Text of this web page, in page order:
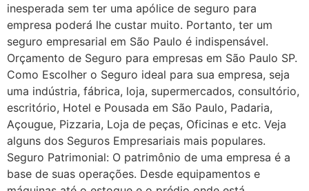
inesperada sem ter uma apólice de seguro para
empresa poderá lhe custar muito. Portanto, ter um
seguro empresarial em São Paulo é indispensável.
Orçamento de Seguro para empresas em São Paulo SP.
Como Escolher o Seguro ideal para sua empresa, seja
uma indústria, fábrica, loja, supermercados, consultório,
escritório, Hotel e Pousada em São Paulo, Padaria,
Açougue, Pizzaria, Loja de peças, Oficinas e etc. Veja
alguns dos Seguros Empresariais mais populares.
Seguro Patrimonial: O patrimônio de uma empresa é a
base de suas operações. Desde equipamentos e